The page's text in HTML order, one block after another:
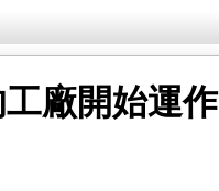
廠開始運作